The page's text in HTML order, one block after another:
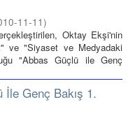
11-11)
Oktay Ekşi'nin
ve "Siyaset ve Medyadaki
"Abbas Güçlü ile Genç
Genç Bakış 1.